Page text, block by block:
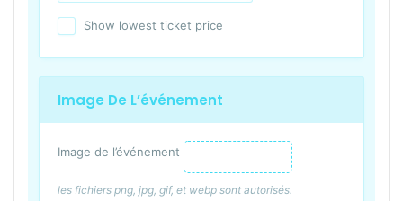
Show lowest ticket price
Image De L’événement
Image de l’événement
les fichiers png, jpg, gif, et webp sont autorisés.